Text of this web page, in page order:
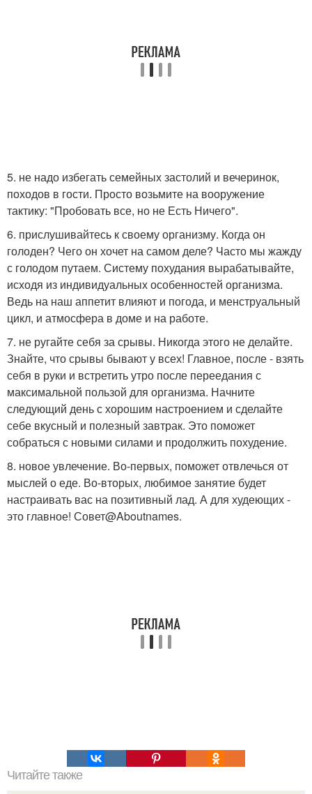
5. не надо избегать семейных застолий и вечеринок,
походов в гости. Просто возьмите на вооружение
тактику: "Пробовать все, но не Есть Ничего".
6. прислушивайтесь к своему организму. Когда он
голоден? Чего он хочет на самом деле? Часто мы жажду
с голодом путаем. Систему похудания вырабатывайте,
исходя из индивидуальных особенностей организма.
Ведь на наш аппетит влияют и погода, и менструальный
цикл, и атмосфера в доме и на работе.
7. не ругайте себя за срывы. Никогда этого не делайте.
Знайте, что срывы бывают у всех! Главное, после - взять
себя в руки и встретить утро после переедания с
максимальной пользой для организма. Начните
следующий день с хорошим настроением и сделайте
себе вкусный и полезный завтрак. Это поможет
собраться с новыми силами и продолжить похудение.
8. новое увлечение. Во-первых, поможет отвлечься от
мыслей о еде. Во-вторых, любимое занятие будет
настраивать вас на позитивный лад. А для худеющих -
это главное! Совет@Aboutnames.
Читайте также